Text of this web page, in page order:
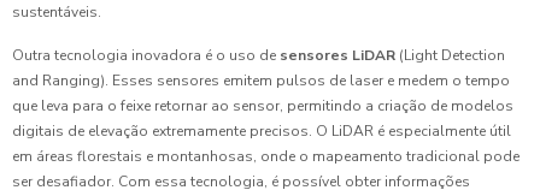
sustentáveis.
Outra tecnologia inovadora é o uso de sensores LiDAR (Light Detection
and Ranging). Esses sensores emitem pulsos de laser e medem o tempo
que leva para o feixe retornar ao sensor, permitindo a criação de modelos
digitais de elevação extremamente precisos. O LiDAR é especialmente útil
em áreas florestais e montanhosas, onde o mapeamento tradicional pode
ser desafiador. Com essa tecnologia, é possível obter informações